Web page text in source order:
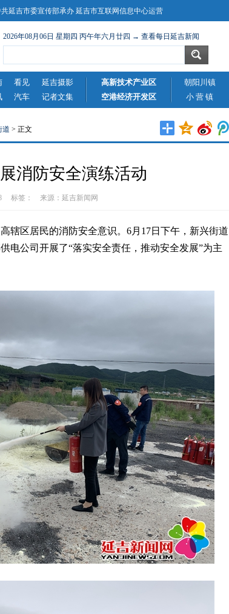
延吉市委宣传部承办 延吉市互联网信息中心运营
2026年08月06日 星期四 丙午年六月廿四 → 查看每日延吉新闻
看见 延吉摄影 高新技术产业区 朝阳川镇
汽车 记者文集 空港经济开发区 小 营 镇
道 > 正文
消防安全演练活动
标签： 来源： 延吉新闻网
区居民的消防安全意识。6月17日下午，新兴街道
电公司开展了“落实安全责任，推动安全发展”为主